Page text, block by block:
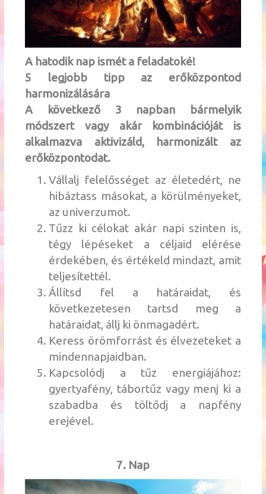
A hatodik nap ismét a feladatoké!
5 legjobb tipp az erőközpontod
harmonizálására
A következő 3 napban bármelyik
módszert vagy akár kombinációját is
alkalmazva aktivizáld, harmonizált az
erőközpontodat.
Vállalj felelősséget az életedért, ne
hibáztass másokat, a körülményeket,
az univerzumot.
Tűzz ki célokat akár napi szinten is,
tégy lépéseket a céljaid elérése
érdekében, és értékeld mindazt, amit
teljesítettél.
Állítsd fel a határaidat, és
következetesen tartsd meg a
határaidat, állj ki önmagadért.
Keress örömforrást és élvezeteket a
mindennapjaidban.
Kapcsolódj a tűz energiájához:
gyertyafény, tábortűz vagy menj ki a
szabadba és töltődj a napfény
erejével.
7. Nap